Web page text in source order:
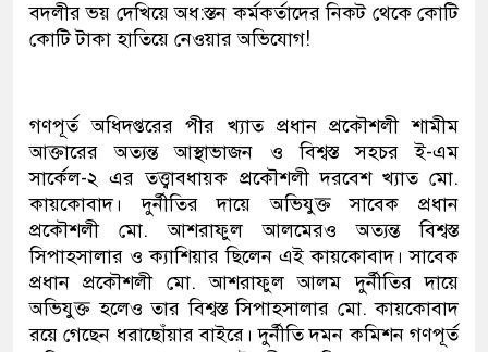
বদলীর ভয় দেখিয়ে অধ:স্তন কর্মকর্তাদের নিকট থেকে কোটি
কে‍াটি টাকা হাতিয়ে নেওয়ার অভিযোগ!
গণপূর্ত অধিদপ্তরের পীর খ্যাত প্রধান প্রকৌশলী শামীম
আক্তারের অত্যন্ত আস্থাভাজন ও বিশ্বস্ত সহচর ই-এম
সার্কেল-২ এর তত্ত্বাবধায়ক প্রকৌশলী দরবেশ খ্যাত মো.
কায়কোবাদ। দুর্নীতির দায়ে অভিযুক্ত সাবেক প্রধান
প্রকৌশলী মো. আশরাফুল আলমেরও অত্যন্ত বিশ্বস্ত
সিপাহসালার ও ক্যাশিয়ার ছিলেন এই কায়কোবাদ। সাবেক
প্রধান প্রকৌশলী মো. আশরাফুল আলম দুর্নীতির দায়ে
অভিযুক্ত হলেও তার বিশ্বস্ত সিপাহসালার মো. কায়কোবাদ
রয়ে গেছেন ধরাছোঁয়ার বাইরে। দুর্নীতি দমন কমিশন গণপূর্ত